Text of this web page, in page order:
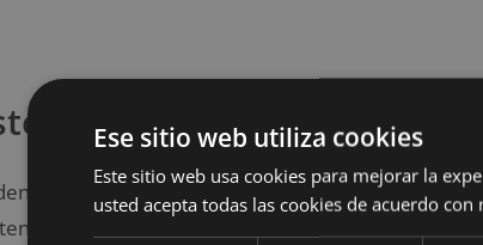
por batidos de
ocasionar algunos problemas estomacales
problemas de dolor abdominal, náuseas y
Ese sitio web utiliza cookies
Este sitio web usa cookies para mejorar la
usted acepta todas las cookies de acuerdo